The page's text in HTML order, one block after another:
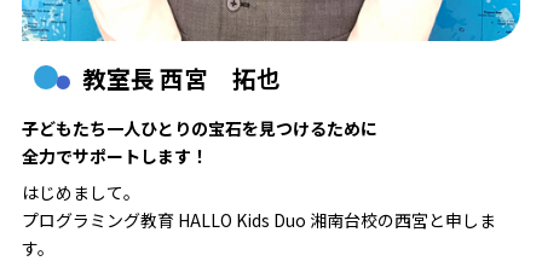
教室長 西宮 拓也
子どもたち一人ひとりの宝石を見つけるために
全力でサポートします！
はじめまして。
プログラミング教育 HALLO Kids Duo 湘南台校の西宮と申しま
す。